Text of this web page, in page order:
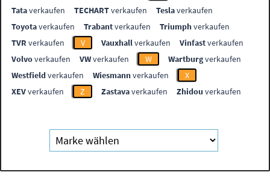
Tataverkaufen TECHARTverkaufen Teslaverkaufen
Toyotaverkaufen Trabantverkaufen Triumphverkaufen
TVR verkaufen V Vauxhallverkaufen Vinfastverkaufen
Volvoverkaufen VWverkaufen W Wartburgverkaufen
Westfieldverkaufen Wiesmannverkaufen
X
XEVverkaufen Z Zastavaverkaufen Zhidou verkaufen